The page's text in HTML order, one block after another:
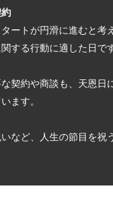
ートが円滑に進むと考
する行動に適した日です
契約や商談も、天恩日
ます。
など、人生の節目を祝